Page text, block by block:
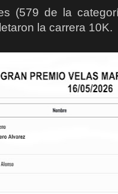
(579 de la
la carrera 10K.